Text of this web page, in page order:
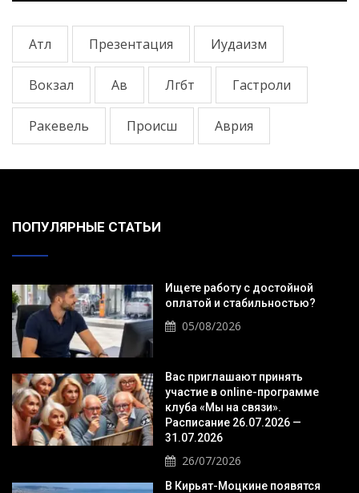
Атл Презентация Иудаизм
Вокзал Ав Лгбт Гастроли
Ракевель Происш Аврия
ПОПУЛЯРНЫЕ СТАТЬИ
Ищете работу с достойной
оплатой и стабильностью?
05/08/2026
Вас приглашают принять
участие в online-программе
клуба «Мы на связи».
Расписание 26.07.2026 —
31.07.2026
26/07/2026
В Кирьят-Моцкине появятся